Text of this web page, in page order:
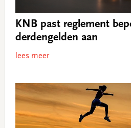
KNB past reglement
derdengelden aan
lees meer